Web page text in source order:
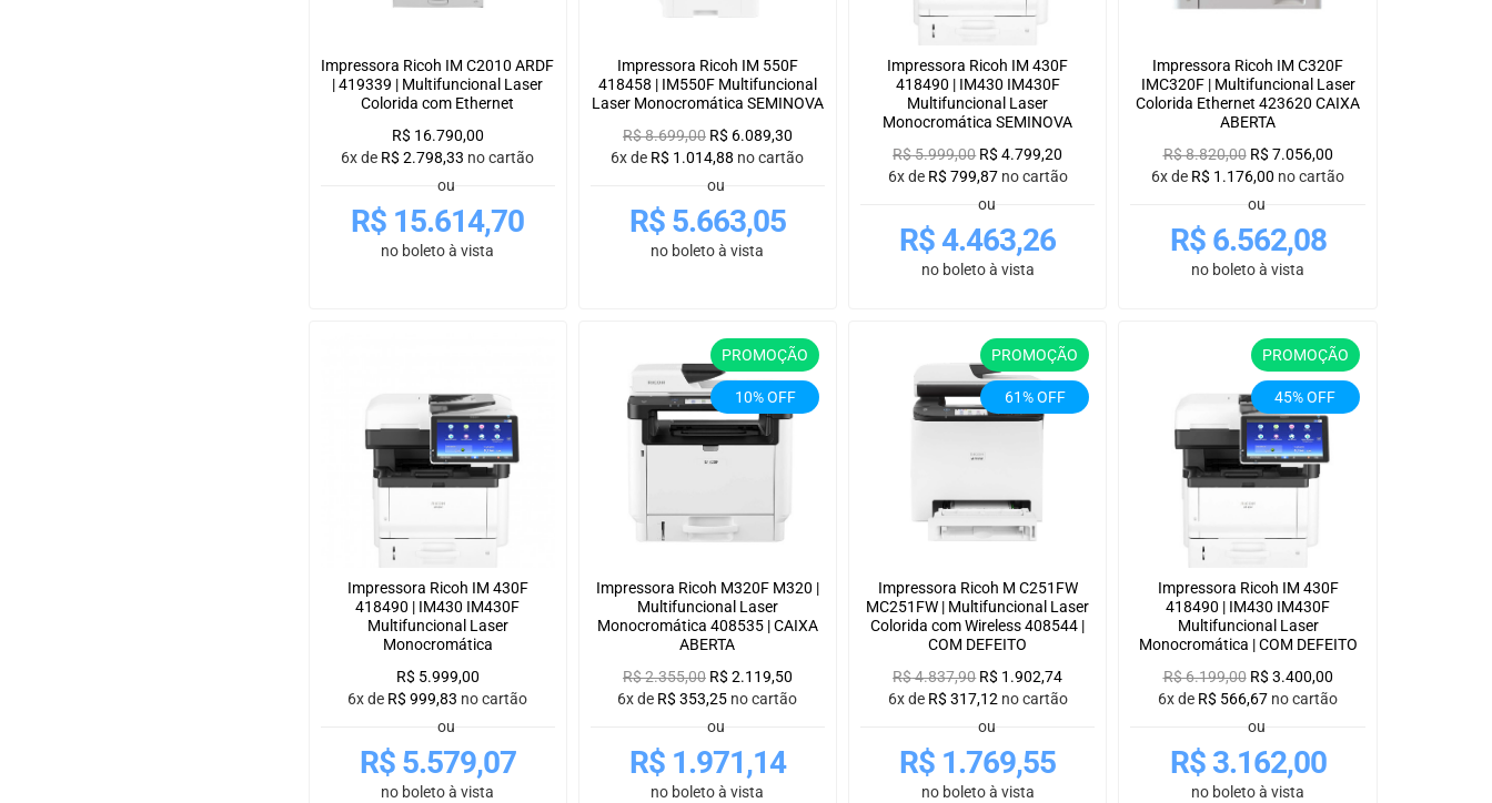
Impressora Ricoh IM C2010 ARDF
| 419339 | Multifuncional Laser
Colorida com Ethernet
R$ 16.790,00
6x de R$ 2.798,33 no cartão
ou
R$ 15.614,70
no boleto à vista
Impressora Ricoh IM 550F
418458 | IM550F Multifuncional
Laser Monocromática SEMINOVA
R$8.699,00 R$ 6.089,30
6x de R$ 1.014,88 no cartão
ou
R$5.663,05
no boleto à vista
Impressora Ricoh IM 430F
418490 | IM430 IM430F
Multifuncional Laser
Monocromática SEMINOVA
R$5.999,00 R$ 4.799,20
6x de R$ 799,87 no cartão
ou
R$4.463,26
no boleto à vista
Impressora Ricoh IM C320F
IMC320F | Multifuncional Laser
Colorida Ethernet 423620 CAIXA
ABERTA
R$8.820,00 R$ 7.056,00
6x de R$ 1.176,00 no cartão
ou
R$6.562,08
no boleto à vista
Impressora Ricoh IM 430F
418490 | IM430 IM430F
Multifuncional Laser
Monocromática
R$ 5.999,00
6x de R$ 999,83 no cartão
ou
R$5.579,07
no boleto à vista
PROMOÇÃO
10% OFF
Impressora Ricoh M320F M320 |
Multifuncional Laser
Monocromática 408535 | CAIXA
ABERTA
R$2.355,00 R$ 2.119,50
6x de R$ 353,25 no cartão
ou
R$1.971,14
no boleto à vista
PROMOÇÃO
61% OFF
Impressora Ricoh M C251FW
MC251FW | Multifuncional Laser
Colorida com Wireless 408544 |
COM DEFEITO
R$4.837,90 R$ 1.902,74
6x de R$ 317,12 no cartão
ou
R$ 1.769,55
no boleto à vista
PROMOÇÃO
45% OFF
Impressora Ricoh IM 430F
418490 | IM430 IM430F
Multifuncional Laser
Monocromática | COM DEFEITO
R$6.199,00 R$ 3.400,00
6x de R$ 566,67 no cartão
ou
R$3.162,00
no boleto à vista